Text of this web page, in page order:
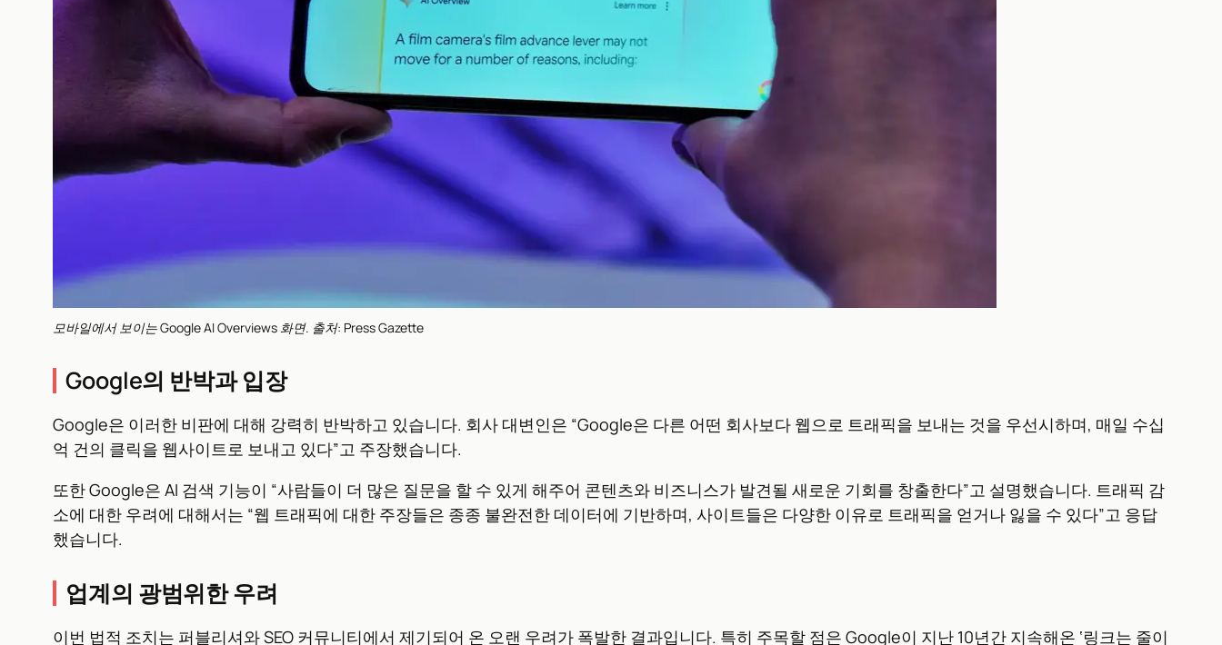
모바일에서 보이는 Google AI Overviews 화면. 출처: Press Gazette
Google의 반박과 입장
Google은 이러한 비판에 대해 강력히 반박하고 있습니다. 회사 대변인은 “Google은 다른 어떤 회사보다 웹으로 트래픽을 보내는 것을 우선시하며, 매일 수십
억 건의 클릭을 웹사이트로 보내고 있다”고 주장했습니다.
또한 Google은 AI 검색 기능이 “사람들이 더 많은 질문을 할 수 있게 해주어 콘텐츠와 비즈니스가 발견될 새로운 기회를 창출한다”고 설명했습니다. 트래픽 감
소에 대한 우려에 대해서는 “웹 트래픽에 대한 주장들은 종종 불완전한 데이터에 기반하며, 사이트들은 다양한 이유로 트래픽을 얻거나 잃을 수 있다”고 응답
했습니다.
업계의 광범위한 우려
이번 법적 조치는 퍼블리셔와 SEO 커뮤니티에서 제기되어 온 오랜 우려가 폭발한 결과입니다. 특히 주목할 점은 Google이 지난 10년간 지속해온 ‘링크는 줄이